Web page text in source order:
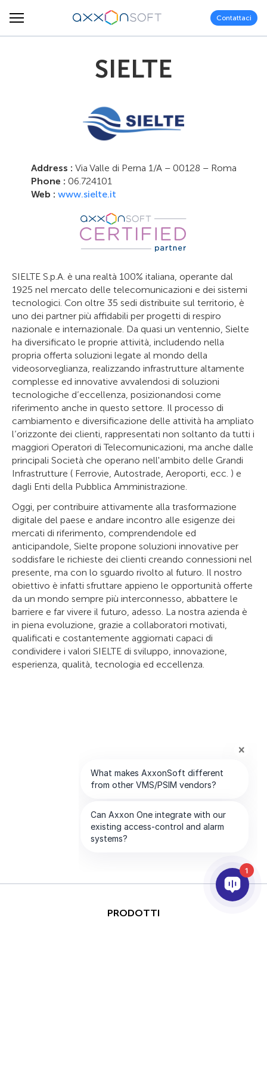
Contattaci
SIELTE
Address : Via Valle di Perna 1/A – 00128 – Roma
Phone : 06.724101
Web : www.sielte.it
SIELTE S.p.A. è una realtà 100% italiana, operante dal
1925 nel mercato delle telecomunicazioni e dei sistemi
tecnologici. Con oltre 35 sedi distribuite sul territorio, è
uno dei partner più affidabili per progetti di respiro
nazionale e internazionale. Da quasi un ventennio, Sielte
ha diversificato le proprie attività, includendo nella
propria offerta soluzioni legate al mondo della
videosorveglianza, realizzando infrastrutture altamente
complesse ed innovative avvalendosi di soluzioni
tecnologiche d’eccellenza, posizionandosi come
riferimento anche in questo settore. Il processo di
cambiamento e diversificazione delle attività ha ampliato
l’orizzonte dei clienti, rappresentati non soltanto da tutti i
maggiori Operatori di Telecomunicazioni, ma anche dalle
principali Società che operano nell'ambito delle Grandi
Infrastrutture ( Ferrovie, Autostrade, Aeroporti, ecc. ) e
dagli Enti della Pubblica Amministrazione.
Oggi, per contribuire attivamente alla trasformazione
digitale del paese e andare incontro alle esigenze dei
mercati di riferimento, comprendendole ed
anticipandole, Sielte propone soluzioni innovative per
soddisfare le richieste dei clienti creando connessioni nel
presente, ma con lo sguardo rivolto al futuro. Il nostro
obiettivo è infatti sfruttare appieno le opportunità offerte
da un mondo sempre più interconnesso, abbattere le
barriere e far vivere il futuro, adesso. La nostra azienda è
in piena evoluzione, grazie a collaboratori motivati,
qualificati e costantemente aggiornati capaci di
condividere i valori SIELTE di sviluppo, innovazione,
esperienza, qualità, tecnologia ed eccellenza.
PRODOTTI
1